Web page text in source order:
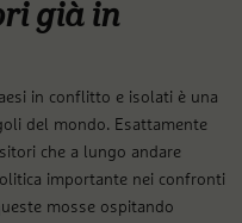
già in
in conflitto e isolati è una
del mondo. Esattamente
che a lungo andare
importante nei confronti
mosse ospitando